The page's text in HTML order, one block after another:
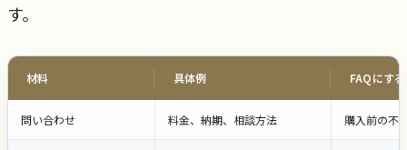
す。
材料 具体例 FAQにす
問い合わせ 料金、納期、相談方法 購入前の不